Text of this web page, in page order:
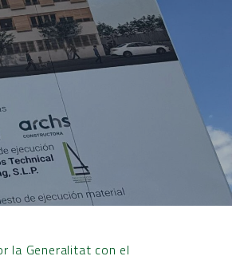
la Generalitat con el